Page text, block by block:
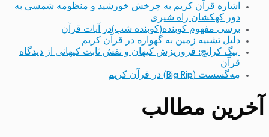
اشاره قرآن کریم به چرخش خورشید و منظومه شمسی به
دور کهکشان راه شیری
برسی مفهوم کوبنده(کوبنده شب)در آیات قرآن
دلیل تشبیه زمین به گهواره در قرآن کریم
بیگ کرانچ: فروریزش کیهان و نقش ثابت کیهانی از دیدگاه
قرآن
مِه‌گسست (Big Rip) در قرآن کریم
آخرین مطالب